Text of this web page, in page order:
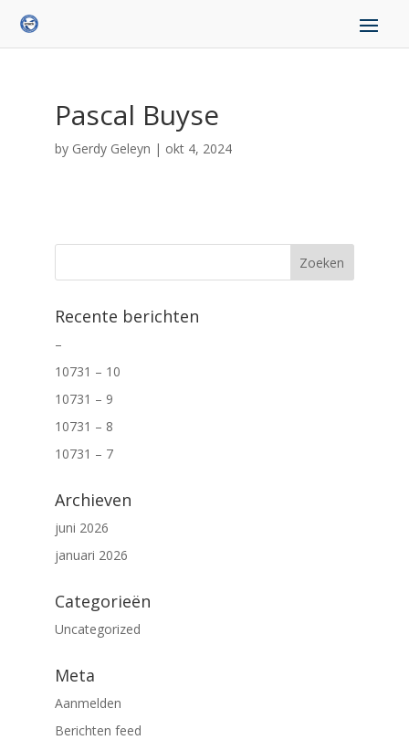
Pascal Buyse
by Gerdy Geleyn | okt 4, 2024
Recente berichten
–
10731 – 10
10731 – 9
10731 – 8
10731 – 7
Archieven
juni 2026
januari 2026
Categorieën
Uncategorized
Meta
Aanmelden
Berichten feed